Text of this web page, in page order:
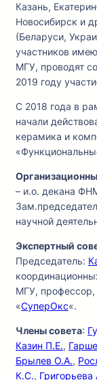
Казань,
Новосибирск и
(Беларуси,
участников
МГУ, проводят
2019 году
C 2018 года в
начали
керамика и
– и.о. декана
научной
Экспертный
Председатель:
МГУ, профессор,
«СуперОкс«.
Члены совета:
Казин П.Е.,
Брылев О.А.,
К.С., Григорьева